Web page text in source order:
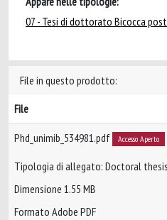
07 - Tesi di dottorato Bicocca
File in questo prodotto:
File
Phd_unimib_534981.pdf Accesso Aperto
Tipologia di allegato: Doctoral thesis
Dimensione 1.55 MB
Formato Adobe PDF